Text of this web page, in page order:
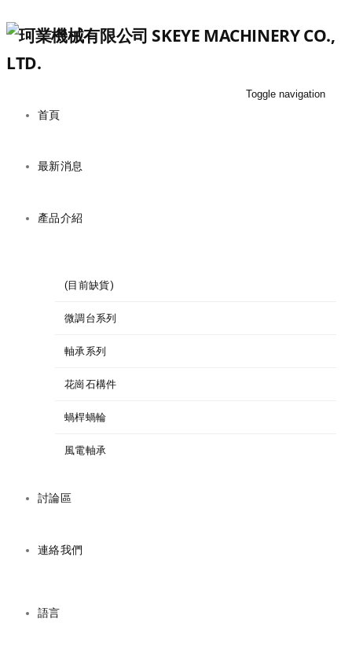
Toggle navigation
首頁
最新消息
產品介紹
(目前缺貨)
微調台系列
軸承系列
花崗石構件
蝸桿蝸輪
風電軸承
討論區
連絡我們
語言